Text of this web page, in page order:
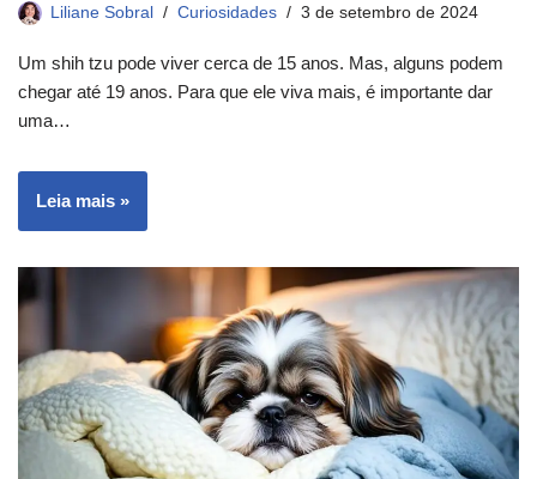
Liliane Sobral Curiosidades 3 de setembro de 2024
Um shih tzu pode viver cerca de 15 anos. Mas, alguns podem
chegar até 19 anos. Para que ele viva mais, é importante dar
uma…
Leia mais »